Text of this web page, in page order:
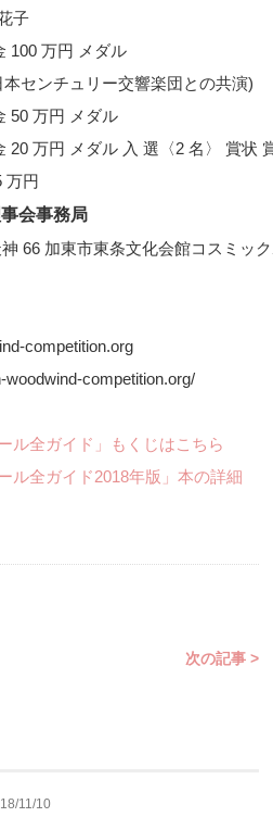
子
100 万円 メダル
本センチュリー交響楽団との共演)
50 万円 メダル
20 万円 メダル 入 選〈2 名〉 賞状
万円
会事務局
66 加東市東条文化会館コスミッ
competition.org
competition.org/
ル全ガイド」もくじはこちら
ル全ガイド2018年版」本の詳細
次の記事 >
11/10